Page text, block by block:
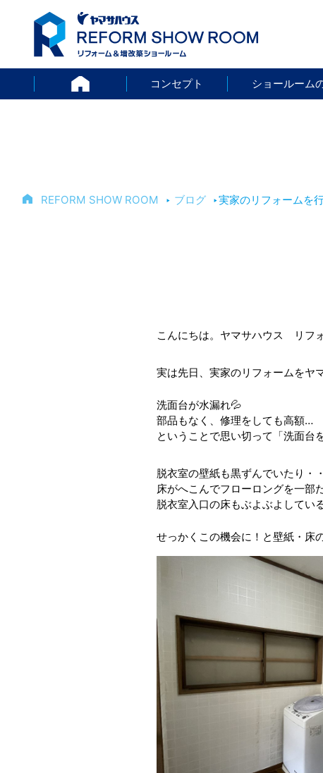
HOMEコンセプト ショールーム
REFORM SHOW ROOM ‣ ブログ ‣実家のリフォームを
こんにちは。ヤマサハウス リフ
実は先日、実家のリフォームをヤ
洗面台が水漏れ💦
部品もなく、修理をしても高額…
ということで思い切って「洗面台
脱衣室の壁紙も黒ずんでいたり・
床がへこんでフローロングを一部
脱衣室入口の床もぶよぶよしてい
せっかくこの機会に！と壁紙・床